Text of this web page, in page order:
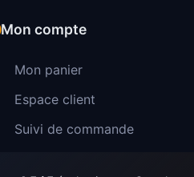
Mon compte
Mon panier
Espace client
Suivi de commande